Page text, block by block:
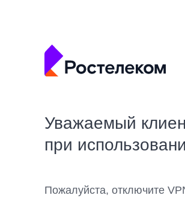
Уважаемый
при
Пожалуйста, отключите